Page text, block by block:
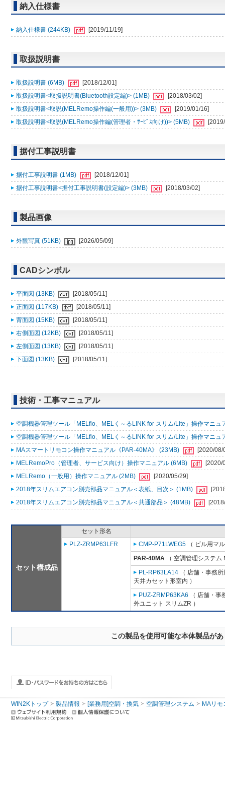
納入仕様書
納入仕様書 (244KB) [2019/11/19]
取扱説明書
取扱説明書 (6MB)
[2018/12/01]
取扱説明書<取扱説明書(Bluetooth設定編)> (1MB)
[2018/03/02]
取扱説明書<取説(MELRemo操作編(一般用))> (3MB)
[2019/01/16]
取扱説明書<取説(MELRemo操作編(管理者・ｻｰﾋﾞｽ向け))> (5MB)
据付工事説明書
据付工事説明書 (1MB)
[2018/12/01]
据付工事説明書<据付工事説明書(設定編)> (3MB)
[2018/03/02]
製品画像
外観写真 (51KB) [2026/05/09]
CADシンボル
平面図 (13KB)
[2018/05/11]
正面図 (117KB)
[2018/05/11]
背面図 (15KB)
[2018/05/11]
右側面図 (12KB)
[2018/05/11]
左側面図 (13KB)
[2018/05/11]
下面図 (13KB)
[2018/05/11]
技術・工事マニュアル
空調機器管理ツール「MELflo、MELく～るLINK for スリム/Lite」操作マニュ
空調機器管理ツール「MELflo、MELく～るLINK for スリム/Lite」操作マニュ
MAスマートリモコン操作マニュアル《PAR-40MA》 (23MB)
[2020/08/
MELRemoPro（管理者、サービス向け）操作マニュアル (6MB)
[2020/
MELRemo（一般用）操作マニュアル (2MB)
[2020/05/29]
2018年スリムエアコン別売部品マニュアル＜表紙、目次＞ (1MB)
2018年スリムエアコン別売部品マニュアル＜共通部品＞ (48MB)
セット構成品
セット形名
PLZ-ZRMP63LFR
CMP-P71LWEG5 （ ビル用マ
PAR-40MA （ 空調管理システム
PL-RP63LA14 （ 店舗・事務
天井カセット形室内 ）
PUZ-ZRMP63KA6 （ 店舗・事
外ユニット スリムZR ）
この製品を使用可能な本体製品が
WIN2Kトップ 製品情報 [業務用]空調・換気 空調管理システム MAリモ